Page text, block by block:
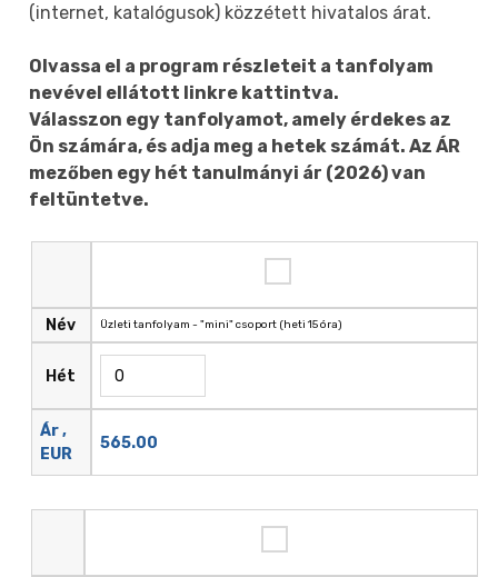
(internet, katalógusok) közzétett hivatalos árat.
Olvassa el a program részleteit a tanfolyam
nevével ellátott linkre kattintva.
Válasszon egy tanfolyamot, amely érdekes az
Ön számára, és adja meg a hetek számát. Az ÁR
mezőben egy hét tanulmányi ár (2026) van
feltüntetve.
Név
Hét
Ár ,
EUR
Üzleti tanfolyam - "mini" csoport (heti 15 óra)
565.00